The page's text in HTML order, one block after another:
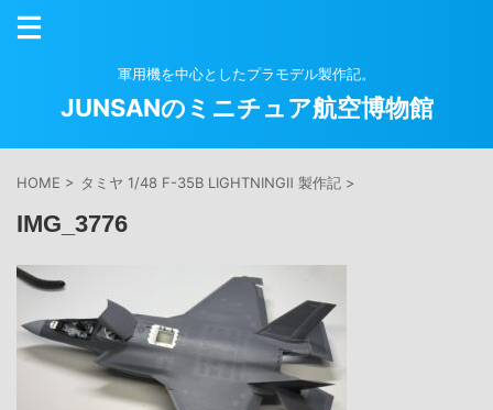
軍用機を中心としたプラモデル製作記。
JUNSANのミニチュア航空博物館
HOME > タミヤ 1/48 F-35B LIGHTNINGⅡ 製作記 >
IMG_3776